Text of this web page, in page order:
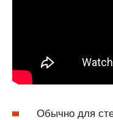
Обычно для